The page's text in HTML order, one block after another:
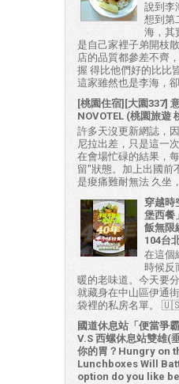
說到李
想到第
海，其
是自己家裡子弟開枝
店的品質都參差不齊
握 得比他們好的比比
這家雖然也是李海，
[桃園住宿][大園337]
NOVOTEL (桃園旅遊
許多天沒更新網誌，
尼拉出差，只是這一
在會場忙碌的結果，
留"狀態。加上出國前
是痠痛難耐無法 久坐
穿越時
堡西餐
飯無限
104台
在這個
時候反
暖的老味道。今天要
就藏身在中山區伊通
袋裡的私房名單。 🇺🇸
國道休息站「便當爭
V.S 西螺休息站雙雄(
你的胃？Hungry on
Lunchboxes Will
option do you like